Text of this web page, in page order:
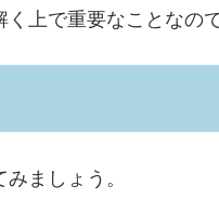
上で重要なことなので
ましょう。